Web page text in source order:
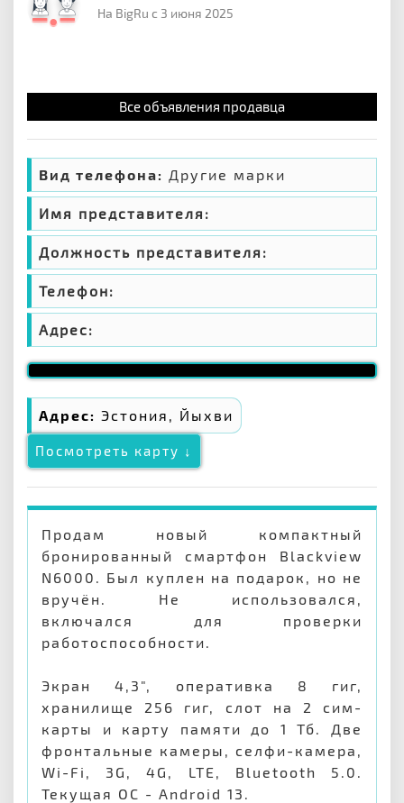
На BigRu с 3 июня 2025
Все объявления продавца
Вид телефона: Другие марки
Имя представителя:
Должность представителя:
Телефон:
Адрес:
Адрес: Эстония, Йыхви
Посмотреть карту ↓
Продам новый компактный
бронированный смартфон Blackview
N6000. Был куплен на подарок, но не
вручён. Не использовался,
включался для проверки
работоспособности.
Экран 4,3", оперативка 8 гиг,
хранилище 256 гиг, слот на 2 сим-
карты и карту памяти до 1 Тб. Две
фронтальные камеры, селфи-камера,
Wi-Fi, 3G, 4G, LTE, Bluetooth 5.0.
Текущая ОС - Android 13.